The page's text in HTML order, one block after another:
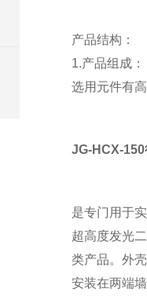
产品结构：
1.产品组成：
选用元件有
JG-HCX-
是专门用于
超高度发光
类产品。外
安装在两端